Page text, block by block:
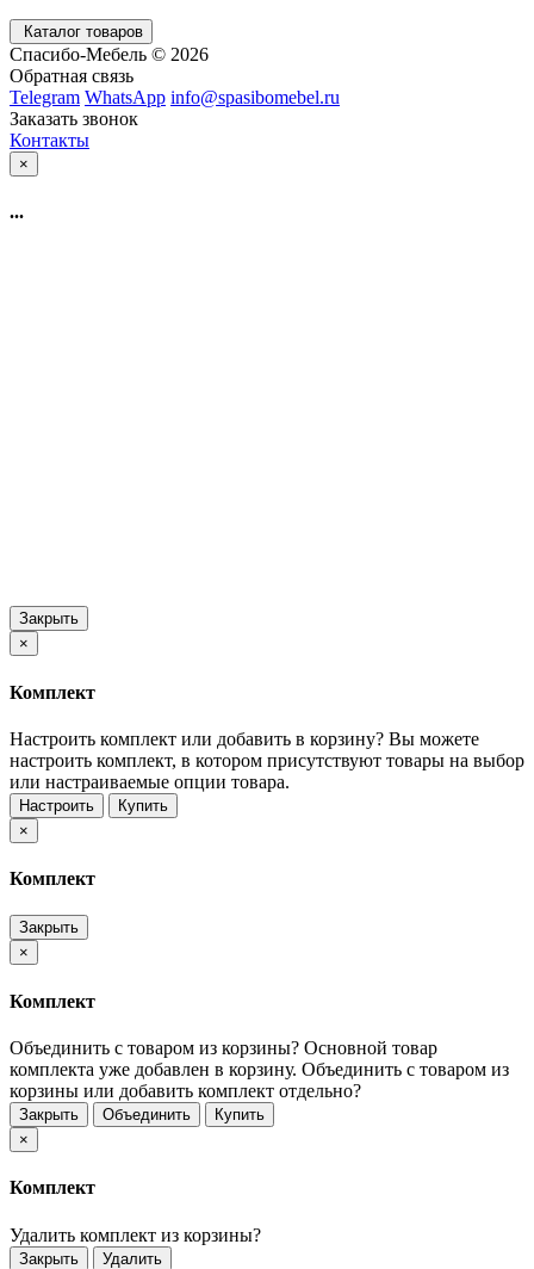
Каталог товаров
Спасибо-Мебель © 2026
Обратная связь
Telegram WhatsApp info@spasibomebel.ru
Заказать звонок
Контакты
×
...
Закрыть
×
Комплект
Настроить комплект или добавить в корзину? Вы можете
настроить комплект, в котором присутствуют товары на выбор
или настраиваемые опции товара.
Настроить
Купить
×
Комплект
Закрыть
×
Комплект
Объединить с товаром из корзины? Основной товар
комплекта уже добавлен в корзину. Объединить с товаром из
корзины или добавить комплект отдельно?
Закрыть Объединить
Купить
×
Комплект
Удалить комплект из корзины?
Закрыть Удалить